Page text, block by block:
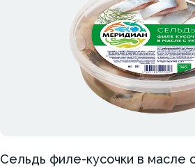
Сельдь филе-кусочки в масле